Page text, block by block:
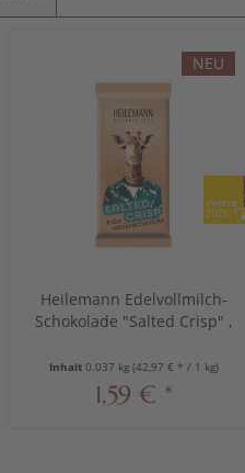
NEU
Heilemann Edelvollmilch-
Schokolade "Salted Crisp" ,
Inhalt 0.037 kg (42,97 € * / 1 kg)
1,59 € *